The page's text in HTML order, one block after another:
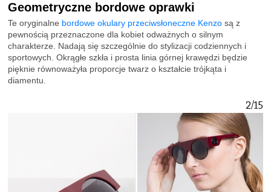
Geometryczne bordowe oprawki
Te oryginalne bordowe okulary przeciwsłoneczne Kenzo są z
pewnością przeznaczone dla kobiet odważnych o silnym
charakterze. Nadają się szczególnie do stylizacji codziennych i
sportowych. Okrągłe szkła i prosta linia górnej krawędzi będzie
pięknie równoważyła proporcje twarz o kształcie trójkąta i
diamentu.
2/15